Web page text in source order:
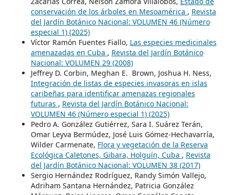
conservación de los árboles en Mesoamérica , Revista
del Jardín Botánico Nacional: VOLUMEN 46 (Número
especial 1) (2025)
Víctor Ramón Fuentes Fiallo, Las especies medicinales
amenazadas en Cuba , Revista del Jardín Botánico
Nacional: VOLUMEN 29 (2008)
Jeffrey D. Corbin, Meghan E. Brown, Joshua H. Ness,
Integración de listas de especies invasoras en islas
caribeñas para identificar amenazas regionales
futuras , Revista del Jardín Botánico Nacional:
VOLUMEN 46 (Número especial 1) (2025)
Pedro A. González Gutiérrez, Sara I. Suárez Terán,
Omar Leyva Bermúdez, José Luis Gómez-Hechavarría,
Wilder Carmenate, Flora y vegetación de la Reserva
Ecológica Caletones, Gibara, Holguín, Cuba , Revista
del Jardín Botánico Nacional: VOLUMEN 38 (2017)
Sergio Hernández Rodríguez, Randy Simón Vallejo,
Adriham Santana Hernández, Patricia González